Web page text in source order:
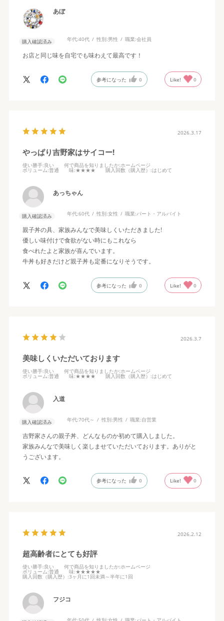
あぼ
購入確認済み 年代:40代 性別:男性 職業:会社員
お店と同じ味を自宅でも味わえて最高です！
参考になった 0 Like! 0
2026.3.17
やっぱり吉野家はサイコー!
使い勝手:良い 何で商品を知りましたか:ホームページ
ボリューム:普通 味:★★★★ 購入回数（購入歴） :はじめて
あっちゃん
購入確認済み 年代:60代 性別:女性 職業:パート・アルバイト
親子丼の具、家族みんなで美味しくいただきました!
優しい味付けで食欲がない時にもこれなら
食べれたよと家族が喜んでいます。
牛丼も好きだけど親子丼も定番になりそうです。
参考になった 0 Like! 0
2026.3.7
美味しくいただいております
使い勝手:良い 何で商品を知りましたか:ホームページ
ボリューム:普通 味:★★★★ 購入回数（購入歴） :はじめて
入道
購入確認済み 年代:70代～ 性別:男性 職業:自営業
吉野家さんの親子丼、どんなものか初めて購入しました。
家族みんなで美味しく楽しませていただいております。ありがと
うございます。
参考になった 0 Like! 0
2026.2.12
超高齢者にとても好評
使い勝手:良い 何で商品を知りましたか:ホームページ
ボリューム:普通 味:★★★★★
購入回数（購入歴） :3ヶ月に1回未満～半年に1回
フジコ